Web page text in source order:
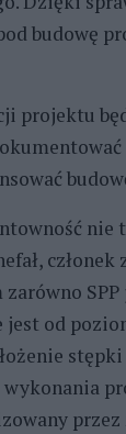
budowę
projektu
SPP
od